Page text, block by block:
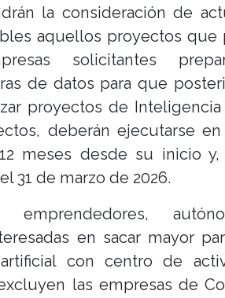
la consideración de
aquellos proyectos que
solicitantes
de datos para que
proyectos de Inteligencia
deberán ejecutarse
meses desde su inicio
31 de marzo de 2026.
emprendedores,
en sacar mayor
con centro de
las empresas de